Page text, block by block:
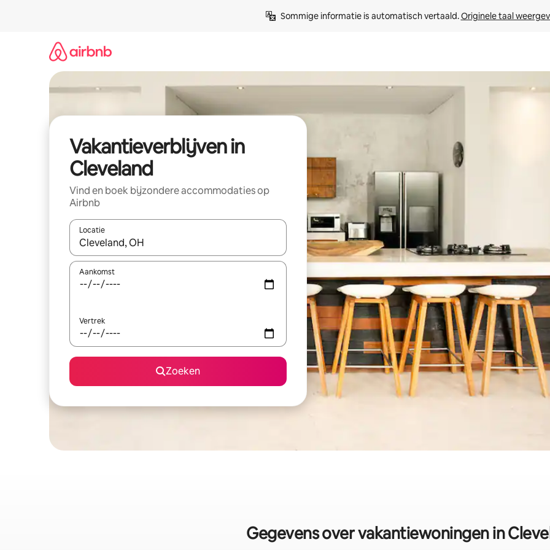
Sommige informatie is automatisch vertaald. Originele taal
Vakantieverblijven in
Cleveland
Vind en boek bijzondere accommodaties op
Airbnb
Locatie
Wanneer er resultaten beschikbaar zijn, maak je een keuze met je de pijltjestoetsen omhoog en omlaag, óf door te
Aankomst
Vertrek
Zoeken
Gegevens over vakantiewoningen in